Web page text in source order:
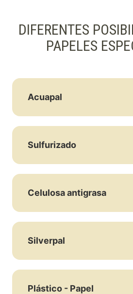
DIFERENTES
PAPELES
Acuapal
Sulfurizado
Celulosa antigrasa
Silverpal
Plástico - Papel